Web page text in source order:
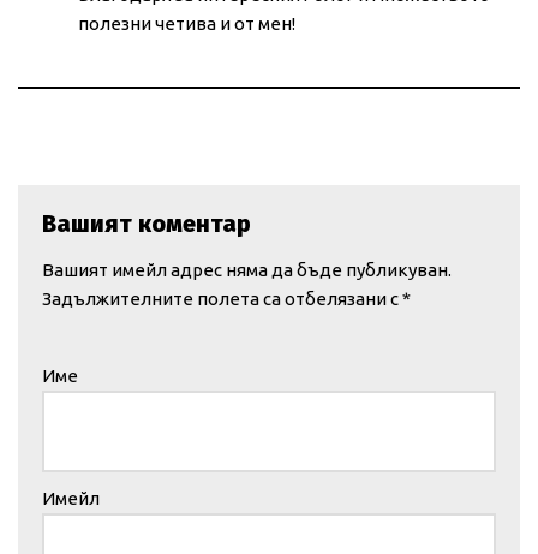
полезни четива и от мен!
Вашият коментар
Вашият имейл адрес няма да бъде публикуван.
Задължителните полета са отбелязани с*
Име
Имейл